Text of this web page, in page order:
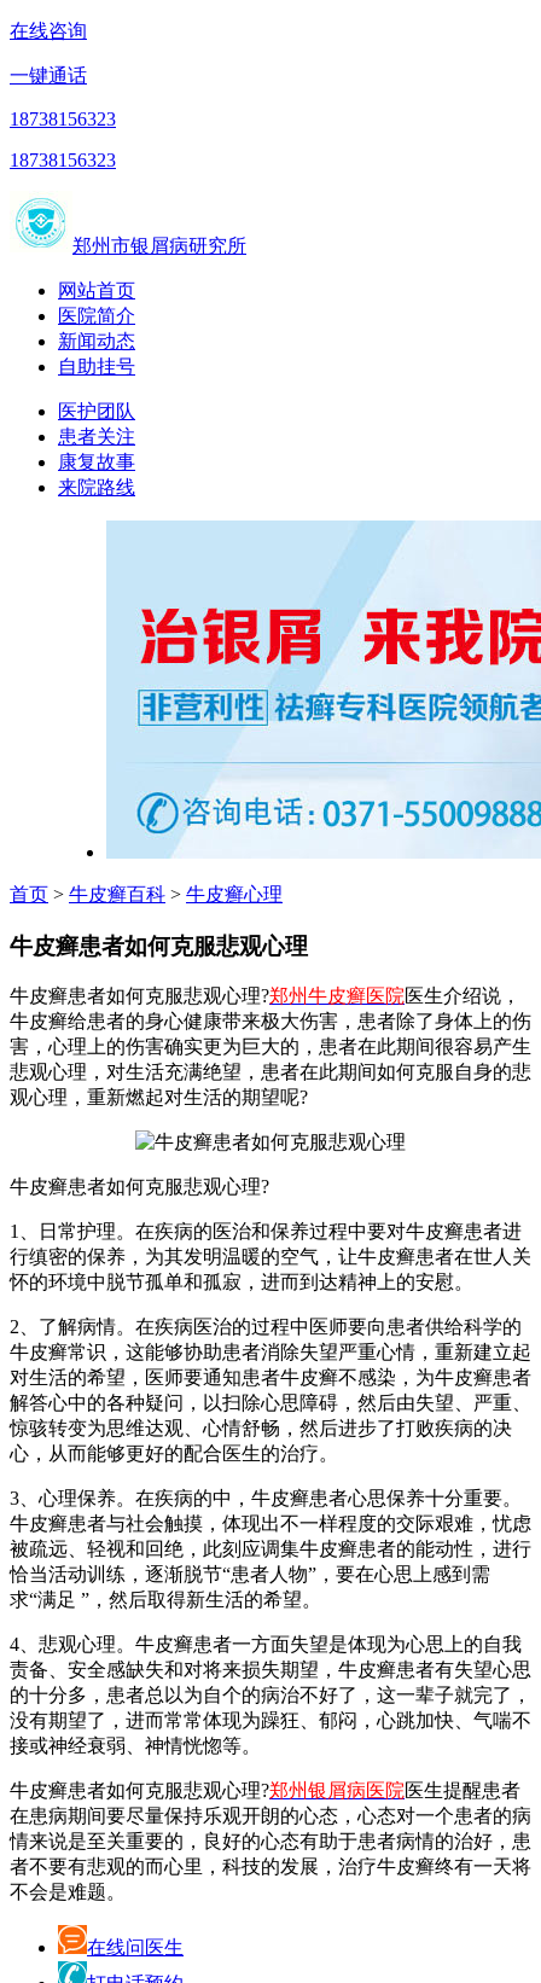
在线咨询
一键通话
18738156323
18738156323
郑州市银屑病研究所
网站首页
医院简介
新闻动态
自助挂号
医护团队
患者关注
康复故事
来院路线
首页 > 牛皮癣百科 > 牛皮癣心理
牛皮癣患者如何克服悲观心理
牛皮癣患者如何克服悲观心理?郑州牛皮癣医院医生介绍说，
牛皮癣给患者的身心健康带来极大伤害，患者除了身体上的伤
害，心理上的伤害确实更为巨大的，患者在此期间很容易产生
悲观心理，对生活充满绝望，患者在此期间如何克服自身的悲
观心理，重新燃起对生活的期望呢?
牛皮癣患者如何克服悲观心理?
1、日常护理。在疾病的医治和保养过程中要对牛皮癣患者进
行缜密的保养，为其发明温暖的空气，让牛皮癣患者在世人关
怀的环境中脱节孤单和孤寂，进而到达精神上的安慰。
2、了解病情。在疾病医治的过程中医师要向患者供给科学的
牛皮癣常识，这能够协助患者消除失望严重心情，重新建立起
对生活的希望，医师要通知患者牛皮癣不感染，为牛皮癣患者
解答心中的各种疑问，以扫除心思障碍，然后由失望、严重、
惊骇转变为思维达观、心情舒畅，然后进步了打败疾病的决
心，从而能够更好的配合医生的治疗。
3、心理保养。在疾病的中，牛皮癣患者心思保养十分重要。
牛皮癣患者与社会触摸，体现出不一样程度的交际艰难，忧虑
被疏远、轻视和回绝，此刻应调集牛皮癣患者的能动性，进行
恰当活动训练，逐渐脱节“患者人物”，要在心思上感到需
求“满足 ”，然后取得新生活的希望。
4、悲观心理。牛皮癣患者一方面失望是体现为心思上的自我
责备、安全感缺失和对将来损失期望，牛皮癣患者有失望心思
的十分多，患者总以为自个的病治不好了，这一辈子就完了，
没有期望了，进而常常体现为躁狂、郁闷，心跳加快、气喘不
接或神经衰弱、神情恍惚等。
牛皮癣患者如何克服悲观心理?郑州银屑病医院医生提醒患者
在患病期间要尽量保持乐观开朗的心态，心态对一个患者的病
情来说是至关重要的，良好的心态有助于患者病情的治好，患
者不要有悲观的而心里，科技的发展，治疗牛皮癣终有一天将
不会是难题。
在线问医生